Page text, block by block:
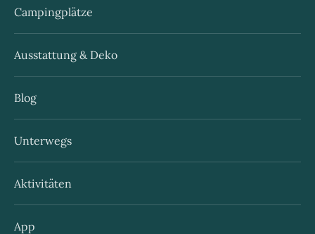
Campingplätze
Ausstattung & Deko
Blog
Unterwegs
Aktivitäten
App